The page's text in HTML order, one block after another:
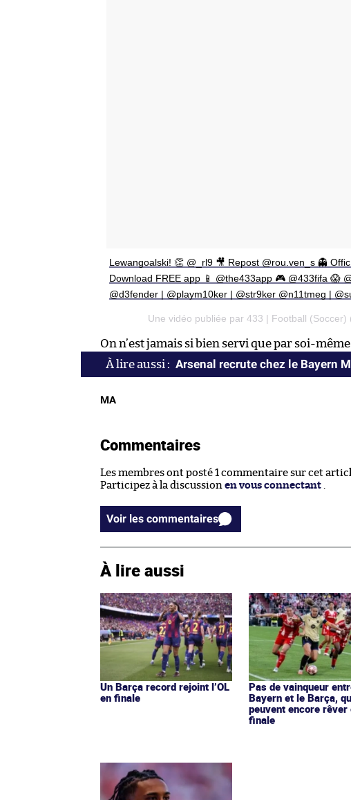
Lewangoalski! 👏 @_rl9 🎥 Repost @rou.ven_s 👻
Download FREE app 📱 @the433app 🎮 @433fifa 😱
@d3fender | @playm10ker | @str9ker @n11tmeg |
Une vidéo publiée par 433 | Football
On n’est jamais si bien servi que par soi-
Arsenal recrute chez le Bayern
MA
Commentaires
Les membres ont posté 1 commentaire sur cet
Participez à la discussion en vous connectant .
Voir les commentaires
À lire aussi
Un Barça record rejoint l’OL
en finale
Pas de vainqueur
Bayern et le Barça,
peuvent encore rêver
finale